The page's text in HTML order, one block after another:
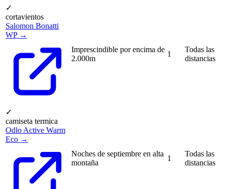
✓
cortavientos
Salomon Bonatti
WP →
Imprescindible por encima de
2.000m
1
Todas las
distancias
✓
camiseta termica
Odlo Active Warm
Eco →
Noches de septiembre en alta
montaña
1
Todas las
distancias